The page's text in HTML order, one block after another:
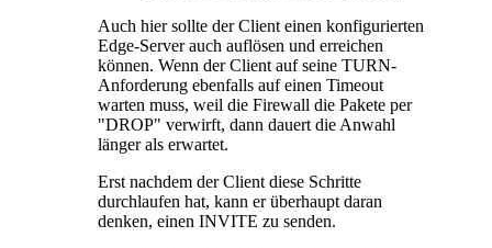
Auch hier sollte der Client einen konfigurierten
Edge-Server auch auflösen und erreichen
können. Wenn der Client auf seine TURN-
Anforderung ebenfalls auf einen Timeout
warten muss, weil die Firewall die Pakete per
"DROP" verwirft, dann dauert die Anwahl
länger als erwartet.
Erst nachdem der Client diese Schritte
durchlaufen hat, kann er überhaupt daran
denken, einen INVITE zu senden.